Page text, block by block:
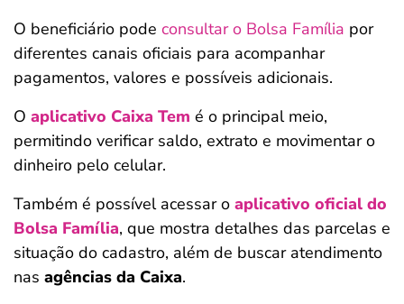
O beneficiário pode consultar o Bolsa Família por
diferentes canais oficiais para acompanhar
pagamentos, valores e possíveis adicionais.
O aplicativo Caixa Tem é o principal meio,
permitindo verificar saldo, extrato e movimentar o
dinheiro pelo celular.
Também é possível acessar o aplicativo oficial do
Bolsa Família, que mostra detalhes das parcelas e
situação do cadastro, além de buscar atendimento
nas agências da Caixa.